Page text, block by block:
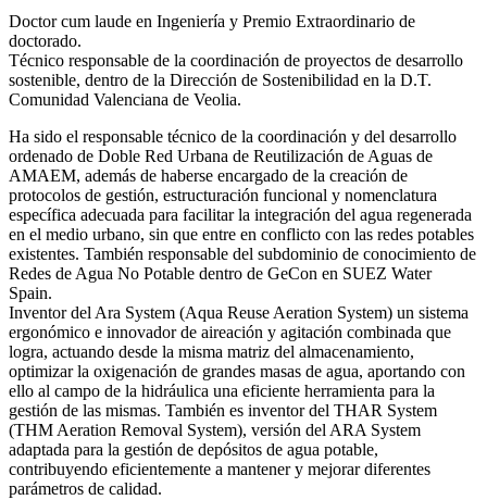
Doctor cum laude en Ingeniería y Premio Extraordinario de
doctorado.
Técnico responsable de la coordinación de proyectos de desarrollo
sostenible, dentro de la Dirección de Sostenibilidad en la D.T.
Comunidad Valenciana de Veolia.
Ha sido el responsable técnico de la coordinación y del desarrollo
ordenado de Doble Red Urbana de Reutilización de Aguas de
AMAEM, además de haberse encargado de la creación de
protocolos de gestión, estructuración funcional y nomenclatura
específica adecuada para facilitar la integración del agua regenerada
en el medio urbano, sin que entre en conflicto con las redes potables
existentes. También responsable del subdominio de conocimiento de
Redes de Agua No Potable dentro de GeCon en SUEZ Water
Spain.
Inventor del Ara System (Aqua Reuse Aeration System) un sistema
ergonómico e innovador de aireación y agitación combinada que
logra, actuando desde la misma matriz del almacenamiento,
optimizar la oxigenación de grandes masas de agua, aportando con
ello al campo de la hidráulica una eficiente herramienta para la
gestión de las mismas. También es inventor del THAR System
(THM Aeration Removal System), versión del ARA System
adaptada para la gestión de depósitos de agua potable,
contribuyendo eficientemente a mantener y mejorar diferentes
parámetros de calidad.